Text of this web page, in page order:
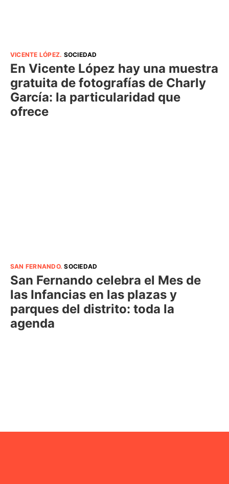
VICENTE LÓPEZ. SOCIEDAD
En Vicente López hay una muestra
gratuita de fotografías de Charly
García: la particularidad que
ofrece
SAN FERNANDO.SOCIEDAD
San Fernando celebra el Mes de
las Infancias en las plazas y
parques del distrito: toda la
agenda